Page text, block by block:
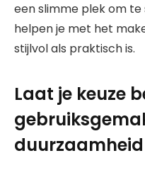
een slimme plek om te
helpen je met het
stijlvol als praktisch is.
Laat je keuze
duurzaamheid